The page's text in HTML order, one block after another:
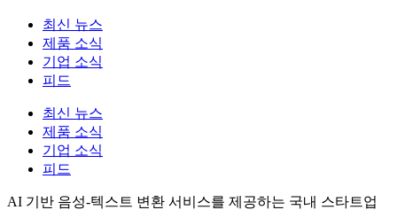
최신 뉴스
제품 소식
기업 소식
피드
최신 뉴스
제품 소식
기업 소식
피드
AI 기반 음성-텍스트 변환 서비스를 제공하는 국내 스타트업